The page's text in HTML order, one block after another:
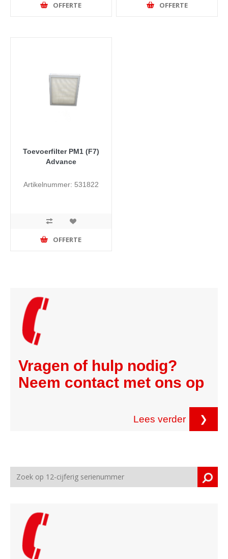
OFFERTE OFFERTE
Toevoerfilter PM1 (F7)
Advance
Artikelnummer: 531822
OFFERTE
Vragen of hulp nodig?
Neem contact met ons op
Lees verder ❯